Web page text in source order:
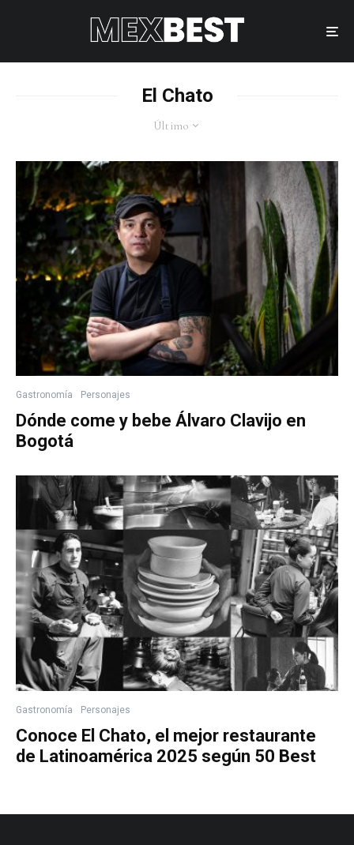
El Chato
Último
Gastronomía Personajes
Dónde come y bebe Álvaro Clavijo en
Bogotá
Gastronomía Personajes
Conoce El Chato, el mejor restaurante
de Latinoamérica 2025 según 50 Best